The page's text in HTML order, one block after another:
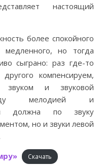
настоящий
более спокойного
но тогда
сыграно: раз где-то
компенсируем,
звуком и звуковой
мелодией и
должна по звуку
но и звуки левой
Скачать